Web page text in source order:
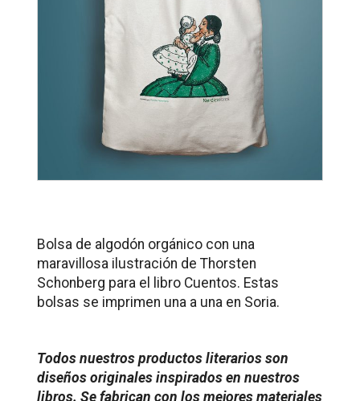
Bolsa de algodón orgánico con una
maravillosa ilustración de Thorsten
Schonberg para el libro Cuentos. Estas
bolsas se imprimen una a una en Soria.
Todos nuestros productos literarios son
diseños originales inspirados en nuestros
libros. Se fabrican con los mejores materiales